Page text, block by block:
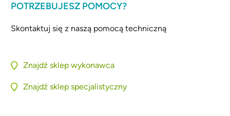
POTRZEBUJESZ POMOCY?
Skontaktuj się z naszą pomocą techniczną
Znajdź sklep wykonawca
Znajdź sklep specjalistyczny